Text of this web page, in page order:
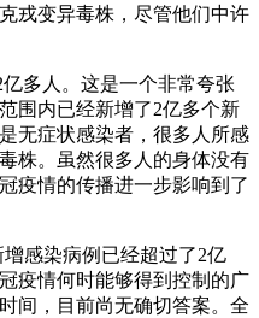
戎变异毒株，尽管他们中许
多人。这是一个非常夸张
围内已经新增了2亿多个新
无症状感染者，很多人所感
株。虽然很多人的身体没有
疫情的传播进一步影响到了
增感染病例已经超过了2亿
疫情何时能够得到控制的广
间，目前尚无确切答案。全